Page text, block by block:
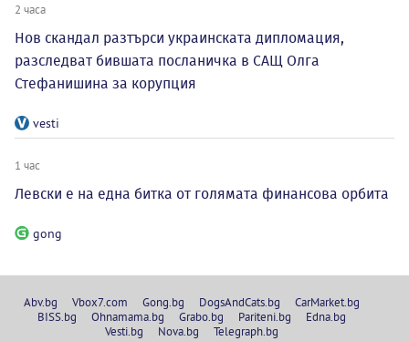
2 часа
Нов скандал разтърси украинската дипломация,
разследват бившата посланичка в САЩ Олга
Стефанишина за корупция
vesti
1 час
Левски е на една битка от голямата финансова орбита
gong
Abv.bg Vbox7.com Gong.bg DogsAndCats.bg
CarMarket.bg
BISS.bg
Ohnamama.bg Grabo.bg Pariteni.bg
Edna.bg
Vesti.bg
Nova.bg Telegraph.bg